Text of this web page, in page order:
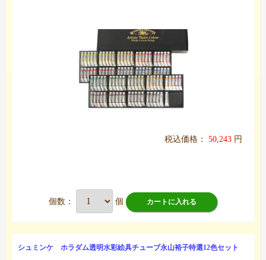
税込価格： 50,243 円
個数： 個 カートに入れる
シュミンケ ホラダム透明水彩絵具チューブ永山裕子特選12色セット